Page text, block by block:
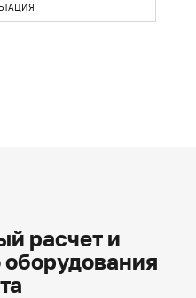
расчет и
оборудования